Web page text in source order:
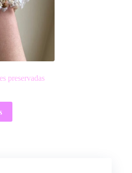
preservadas